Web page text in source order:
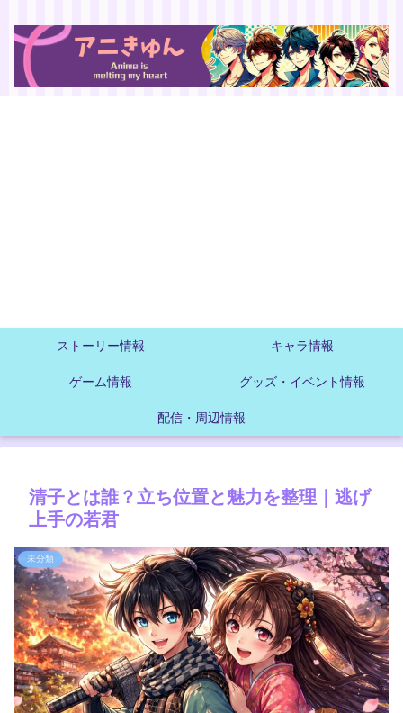
ストーリー情報 キャラ情報
ゲーム情報 グッズ・イベント情報
配信・周辺情報
清子とは誰？立ち位置と魅力を整理｜逃げ
上手の若君
未分類